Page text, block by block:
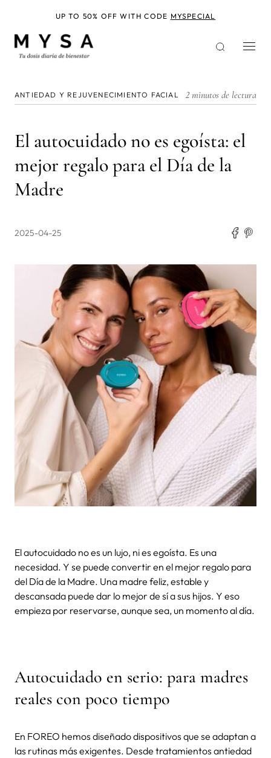
ANTIEDAD Y REJUVENECIMIENTO FACIAL 2 minutos de lectura
El autocuidado no es egoísta: el
mejor regalo para el Día de la
Madre
2025-04-25
El autocuidado no es un lujo, ni es egoísta. Es una
necesidad. Y se puede convertir en el mejor regalo para
del Día de la Madre. Una madre feliz, estable y
descansada puede dar lo mejor de sí a sus hijos. Y eso
empieza por reservarse, aunque sea, un momento al día.
Autocuidado en serio: para madres
reales con poco tiempo
En FOREO hemos diseñado dispositivos que se adaptan a
las rutinas más exigentes. Desde tratamientos antiedad
UP TO 50% OFF WITH CODE MYSPECIAL